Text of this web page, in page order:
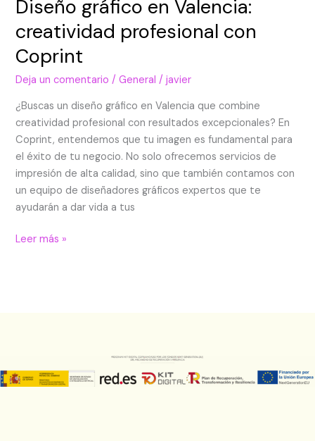
Diseño gráfico en Valencia:
creatividad profesional con
Coprint
Deja un comentario /General /javier
¿Buscas un diseño gráfico en Valencia que combine
creatividad profesional con resultados excepcionales? En
Coprint, entendemos que tu imagen es fundamental para
el éxito de tu negocio. No solo ofrecemos servicios de
impresión de alta calidad, sino que también contamos con
un equipo de diseñadores gráficos expertos que te
ayudarán a dar vida a tus
Leer más »